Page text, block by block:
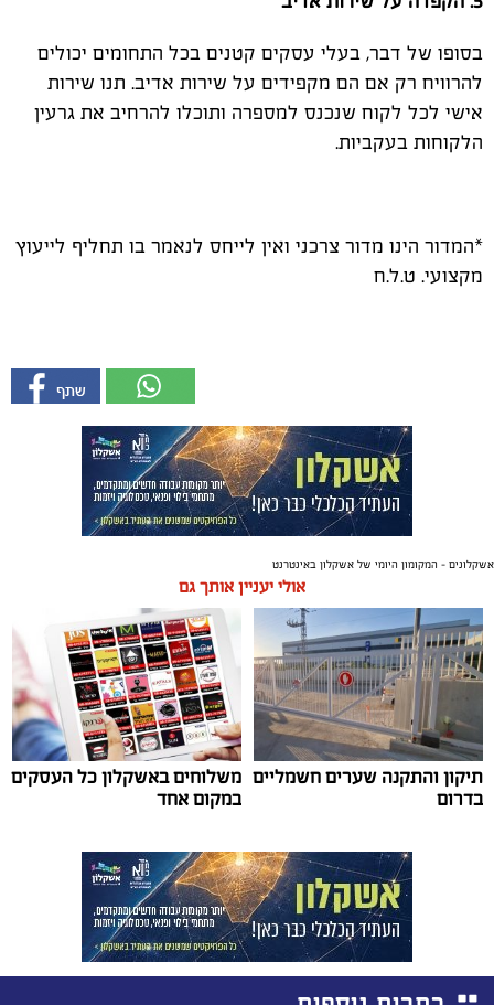
בסופו של דבר, בעלי עסקים קטנים בכל התחומים יכולים
להרוויח רק אם הם מקפידים על שירות אדיב. תנו שירות
אישי לכל לקוח שנכנס למספרה ותוכלו להרחיב את גרעין
הלקוחות בעקביות.
*המדור הינו מדור צרכני ואין לייחס לנאמר בו תחליף לייעוץ
מקצועי. ט.ל.ח
אשקלונים - המקומון היומי של אשקלון באינטרנט
אולי יעניין אותך גם
תיקון והתקנה שערים חשמליים
בדרום
משלוחים באשקלון כל העסקים
במקום אחד